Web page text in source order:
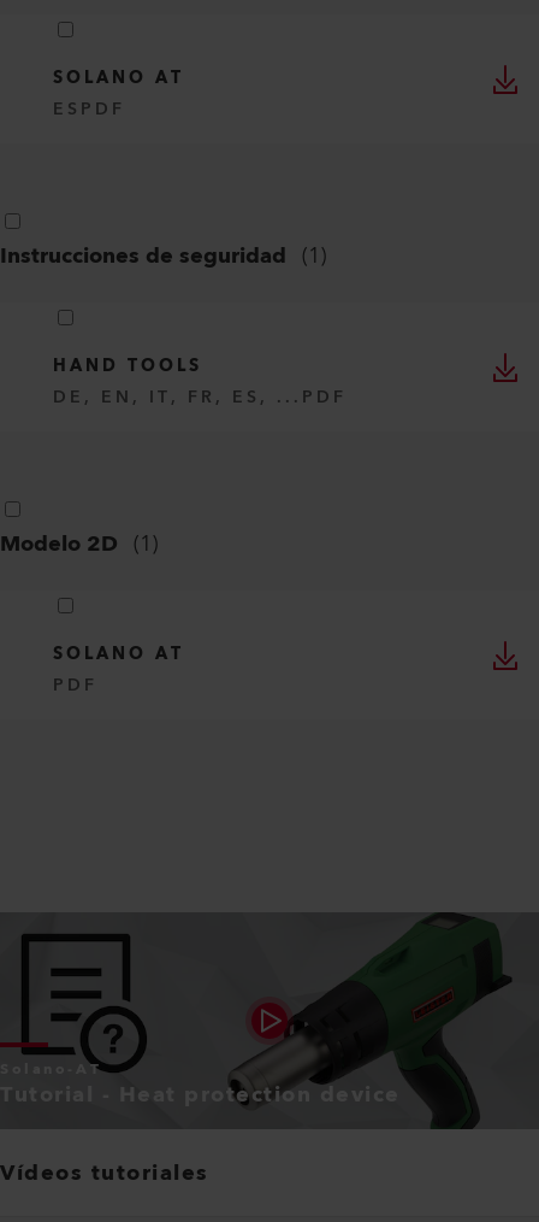
SOLANO AT
ES PDF
Instrucciones de seguridad (1)
HAND TOOLS
DE, EN, IT, FR, ES, ... PDF
Modelo 2D (1)
SOLANO AT
PDF
Solano-AT
Tutorial - Heat protection device
Vídeos tutoriales